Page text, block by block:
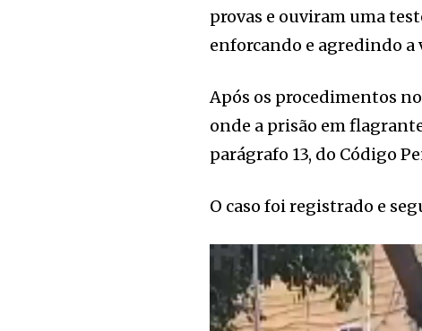
provas e ouviram uma
enforcando e agredindo a
Após os procedimentos
onde a prisão em
parágrafo 13, do Código
O caso foi registrado e